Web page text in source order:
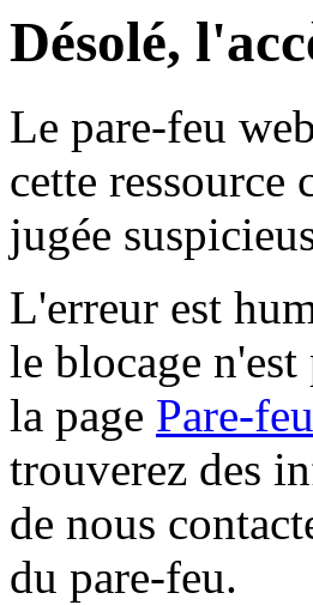
Désolé,
Le pare-feu
cette ressource
jugée
L'erreur est
le blocage
la page Pare-
trouverez des
de nous
du pare-feu.